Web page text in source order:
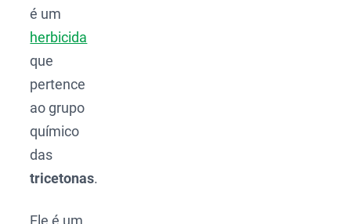
é um
herbicida
que
pertence
ao grupo
químico
das
tricetonas.
Ele é um